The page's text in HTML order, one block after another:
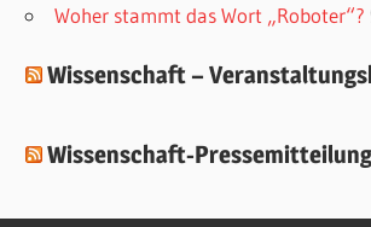
n
Woher stammt das Wort „Roboter“?
Wissenschaft –
Wissenschaft-